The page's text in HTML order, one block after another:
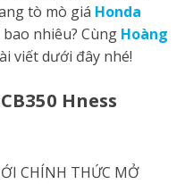
tò mò giá Honda
nhiêu? Cùng Hoàng
viết dưới đây nhé!
Hness
CHÍNH THỨC MỞ